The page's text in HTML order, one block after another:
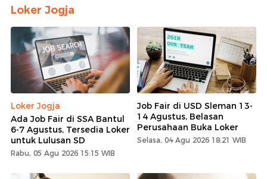
Loker Jogja
Loker Jogja
Ada Job Fair di SSA Bantul
6-7 Agustus, Tersedia Loker
untuk Lulusan SD
Rabu, 05 Agu 2026 15:15 WIB
Job Fair di USD Sleman 13-
14 Agustus, Belasan
Perusahaan Buka Loker
Selasa, 04 Agu 2026 18:21 WIB